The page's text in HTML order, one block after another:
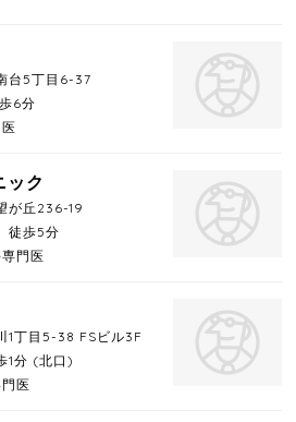
台5丁目6-37
6分
ック
が丘236-19
徒歩5分
門医
1丁目5-38 FSビル3F
1分 (北口)
医